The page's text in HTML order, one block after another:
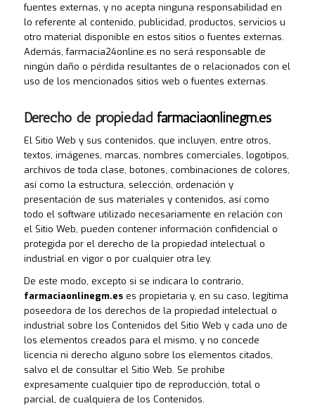
fuentes externas, y no acepta ninguna responsabilidad en
lo referente al contenido, publicidad, productos, servicios u
otro material disponible en estos sitios o fuentes externas.
Además, farmacia24online.es no será responsable de
ningún daño o pérdida resultantes de o relacionados con el
uso de los mencionados sitios web o fuentes externas.
Derecho de propiedad farmaciaonlinegm.es
El Sitio Web y sus contenidos, que incluyen, entre otros,
textos, imágenes, marcas, nombres comerciales, logotipos,
archivos de toda clase, botones, combinaciones de colores,
así como la estructura, selección, ordenación y
presentación de sus materiales y contenidos, así como
todo el software utilizado necesariamente en relación con
el Sitio Web, pueden contener información confidencial o
protegida por el derecho de la propiedad intelectual o
industrial en vigor o por cualquier otra ley.
De este modo, excepto si se indicara lo contrario,
farmaciaonlinegm.eses propietaria y, en su caso, legítima
poseedora de los derechos de la propiedad intelectual o
industrial sobre los Contenidos del Sitio Web y cada uno de
los elementos creados para el mismo, y no concede
licencia ni derecho alguno sobre los elementos citados,
salvo el de consultar el Sitio Web. Se prohíbe
expresamente cualquier tipo de reproducción, total o
parcial, de cualquiera de los Contenidos.